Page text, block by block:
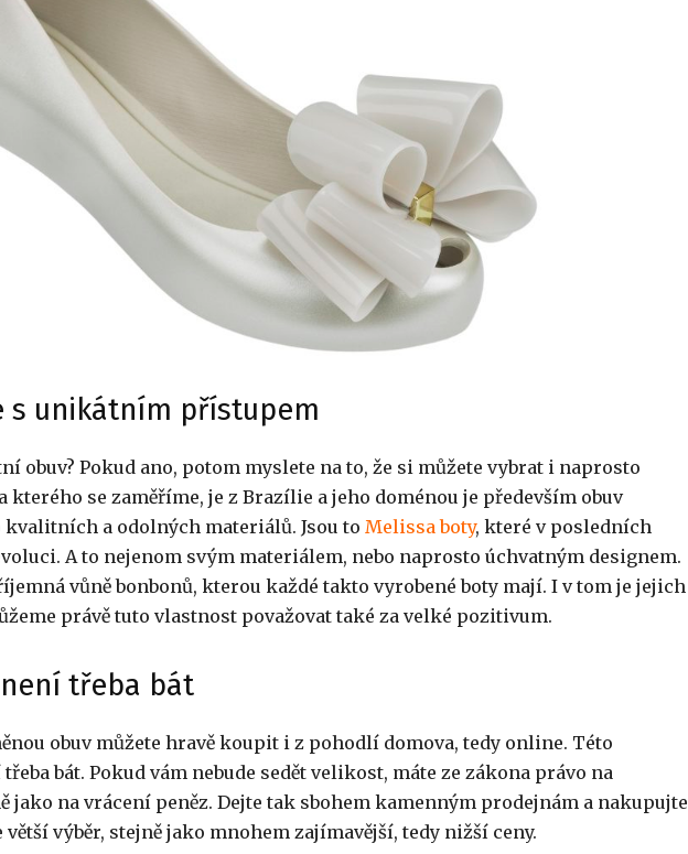
s unikátním přístupem
obuv? Pokud ano, potom myslete na to, že si můžete vybrat i naprosto
se zaměříme, je z Brazílie a jeho doménou je především obuv
a odolných materiálů. Jsou to Melissa boty, které v posledních
A to nejenom svým materiálem, nebo naprosto úchvatným designem.
vůně bonbonů, kterou každé takto vyrobené boty mají. I v tom je jejich
právě tuto vlastnost považovat také za velké pozitivum.
třeba bát
obuv můžete hravě koupit i z pohodlí domova, tedy online. Této
bát. Pokud vám nebude sedět velikost, máte ze zákona právo na
jako na vrácení peněz. Dejte tak sbohem kamenným prodejnám a nakupujte
výběr, stejně jako mnohem zajímavější, tedy nižší ceny.